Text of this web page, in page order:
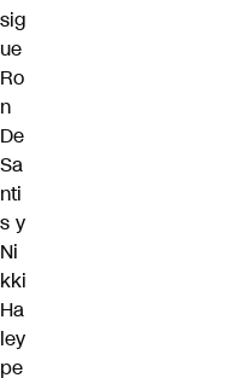
sig
ue
Ro
n
De
Sa
nti
s y
Ni
kki
Ha
ley
pe